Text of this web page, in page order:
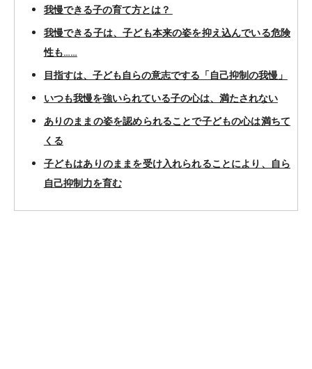
我慢できる子の育て方とは？
我慢できる子は、子ども本来の姿を抑え込んでいる危険
性も……
目指すは、子ども自らの意志でする「自己抑制の我慢」
いつも我慢を強いられている子の心は、満たされない
ありのままの姿を認められることで子どもの心は満ちて
くる
子どもはありのままを受け入れられることにより、自ら
自己抑制力を育む